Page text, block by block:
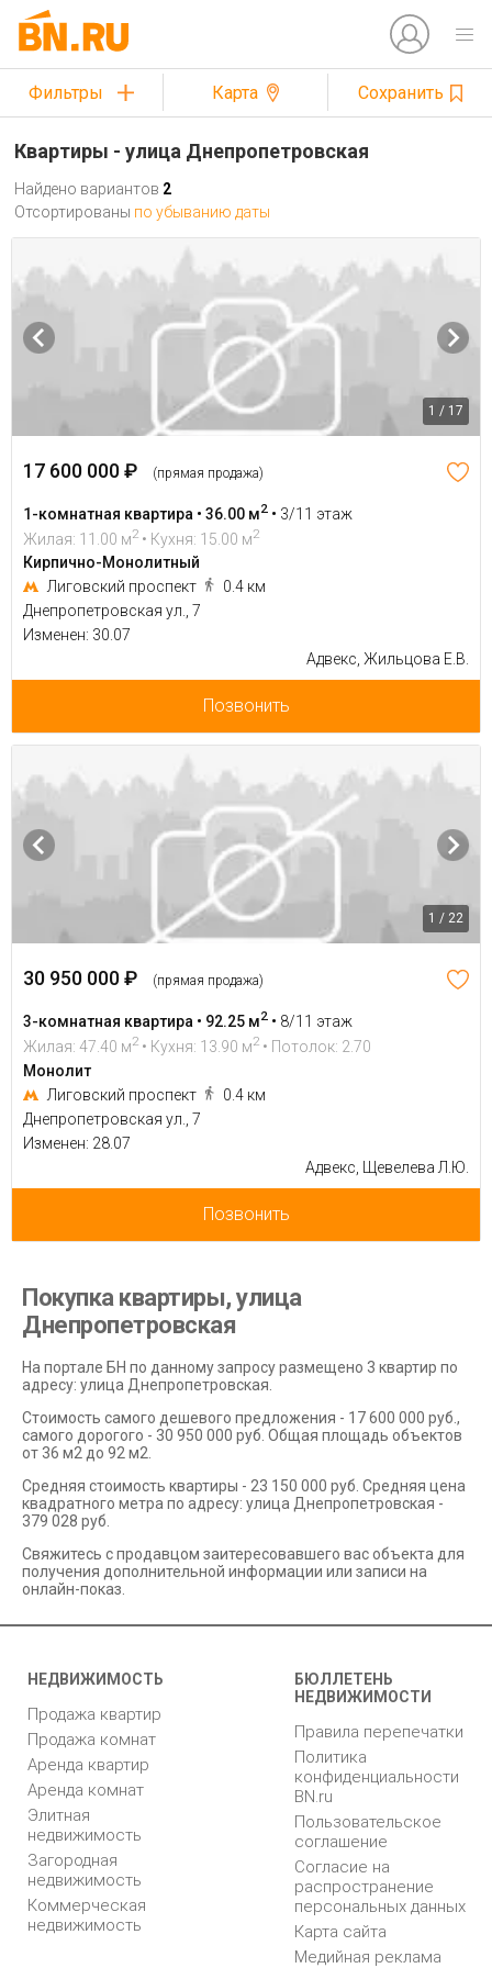
Фильтры Карта Сохранить
Квартиры - улица Днепропетровская
Найдено вариантов 2
Отсортированы по убыванию даты
1 / 17
17 600 000 ₽ (прямая продажа)
1-комнатная квартира • 36.00 м2 • 3/11 этаж
Жилая: 11.00 м2 • Кухня: 15.00 м2
Кирпично-Монолитный
Лиговский проспект
0.4 км
Днепропетровская ул., 7
Изменен: 30.07
Адвекс, Жильцова Е.В.
Позвонить
1 / 22
30 950 000 ₽ (прямая продажа)
3-комнатная квартира • 92.25 м2 • 8/11 этаж
Жилая: 47.40 м2 • Кухня: 13.90 м2 • Потолок: 2.70
Монолит
Лиговский проспект
0.4 км
Днепропетровская ул., 7
Изменен: 28.07
Адвекс, Щевелева Л.Ю.
Позвонить
Покупка квартиры, улица
Днепропетровская
На портале БН по данному запросу размещено 3 квартир по
адресу: улица Днепропетровская.
Стоимость самого дешевого предложения - 17 600 000 руб.,
самого дорогого - 30 950 000 руб. Общая площадь объектов
от 36 м2 до 92 м2.
Средняя стоимость квартиры - 23 150 000 руб. Средняя цена
квадратного метра по адресу: улица Днепропетровская -
379 028 руб.
Свяжитесь с продавцом заитересовавшего вас объекта для
получения дополнительной информации или записи на
онлайн-показ.
НЕДВИЖИМОСТЬ
Продажа квартир
Продажа комнат
Аренда квартир
Аренда комнат
Элитная
недвижимость
Загородная
недвижимость
Коммерческая
недвижимость
БЮЛЛЕТЕНЬ
НЕДВИЖИМОСТИ
Правила перепечатки
Политика
конфиденциальности
BN.ru
Пользовательское
соглашение
Согласие на
распространение
персональных данных
Карта сайта
Медийная реклама